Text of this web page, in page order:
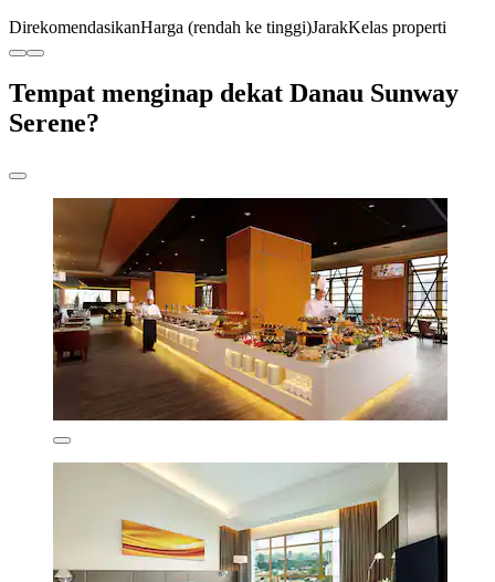
DirekomendasikanHarga (rendah ke tinggi)JarakKelas properti
Tempat menginap dekat Danau Sunway
Serene?